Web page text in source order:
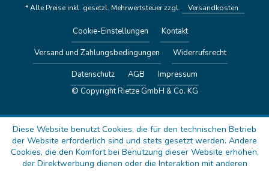
* Alle Preise inkl. gesetzl. Mehrwertsteuer zzgl. Versandkosten
Cookie-Einstellungen
Kontakt
Versand und Zahlungsbedingungen
Widerrufsrecht
Datenschutz
AGB
Impressum
© Copyright Rietze GmbH & Co. KG
Diese Website benutzt Cookies, die für den technischen Betrieb
der Website erforderlich sind und stets gesetzt werden. Andere
Cookies, die den Komfort bei Benutzung dieser Website erhöhen,
der Direktwerbung dienen oder die Interaktion mit anderen